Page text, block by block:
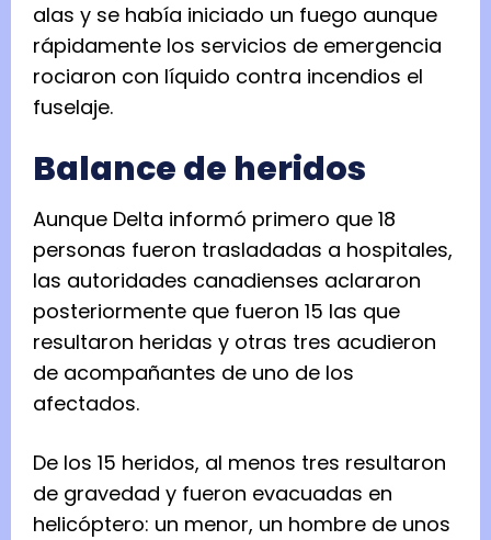
alas y se había iniciado un fuego aunque
rápidamente los servicios de emergencia
rociaron con líquido contra incendios el
fuselaje.
Balance de heridos
Aunque Delta informó primero que 18
personas fueron trasladadas a hospitales,
las autoridades canadienses aclararon
posteriormente que fueron 15 las que
resultaron heridas y otras tres acudieron
de acompañantes de uno de los
afectados.
De los 15 heridos, al menos tres resultaron
de gravedad y fueron evacuadas en
helicóptero: un menor, un hombre de unos